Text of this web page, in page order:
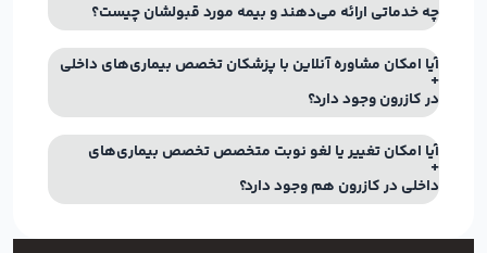
چه خدماتی ارائه می‌دهند و بیمه مورد قبولشان چیست؟
آیا امکان مشاوره آنلاین با پزشکان تخصص بیماری‌های داخلی
در کازرون وجود دارد؟
آیا امکان تغییر یا لغو نوبت متخصص تخصص بیماری‌های
داخلی در کازرون هم وجود دارد؟